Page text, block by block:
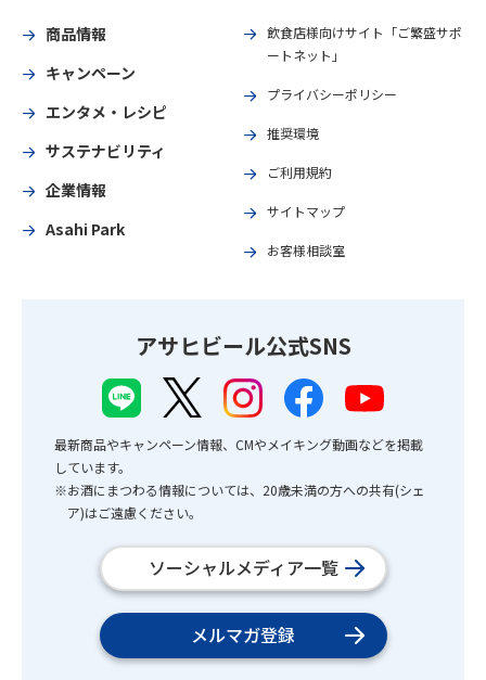
商品情報
キャンペーン
エンタメ・レシピ
サステナビリティ
企業情報
Asahi Park
飲食店様向けサイト「ご繁盛サポ
ートネット」
プライバシーポリシー
推奨環境
ご利用規約
サイトマップ
お客様相談室
アサヒビール公式SNS
最新商品やキャンペーン情報、CMやメイキング動画などを掲載
しています。
※お酒にまつわる情報については、20歳未満の方への共有(シェ
ア)はご遠慮ください。
ソーシャルメディア一覧
メルマガ登録